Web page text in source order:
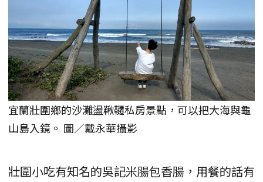
宜蘭壯圍鄉的沙灘盪鞦韆私房景點，可以把大海與龜
山島入鏡。 圖／戴永華攝影
壯圍小吃有知名的吳記米腸包香腸，用餐的話有